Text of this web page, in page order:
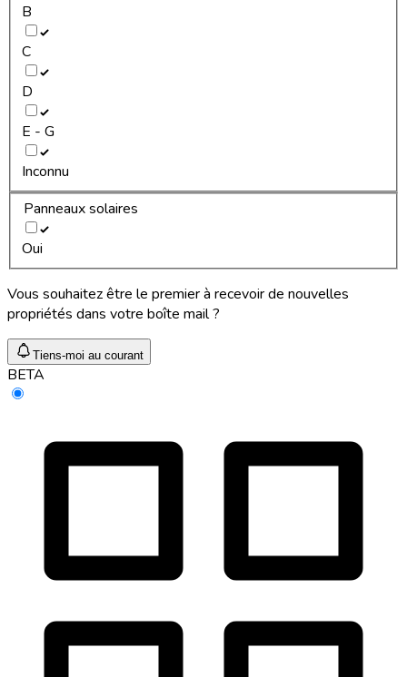
B
C
D
E - G
Inconnu
Panneaux solaires
Oui
Vous souhaitez être le premier à recevoir de nouvelles
propriétés dans votre boîte mail ?
Tiens-moi au courant
BETA